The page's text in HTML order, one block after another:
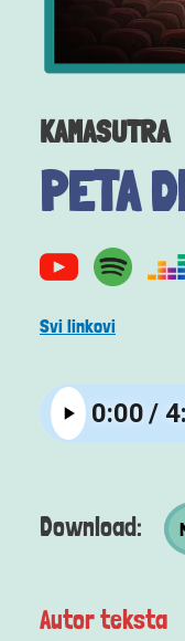
KAMASUTRA
PETA
Svi linkovi
Download:
Autor teksta